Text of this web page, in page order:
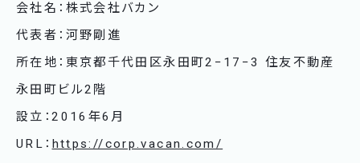
会社名：株式会社バカン
代表者：河野剛進
所在地：東京都千代田区永田町2−17−3 住友不動産
永田町ビル2階
設立：2016年6月
URL： https://corp.vacan.com/